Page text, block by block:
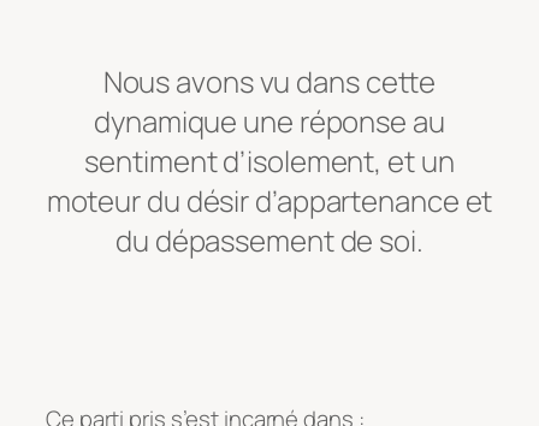
Nous avons vu dans cette
dynamique une réponse au
sentiment d’isolement, et un
moteur du désir d’appartenance et
du dépassement de soi.
Ce parti pris s’est incarné dans :